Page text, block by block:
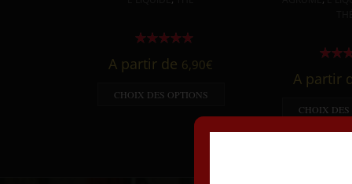
A partir de 6,90€
CHOIX DES OPTIONS
A partir
CHOIX DES